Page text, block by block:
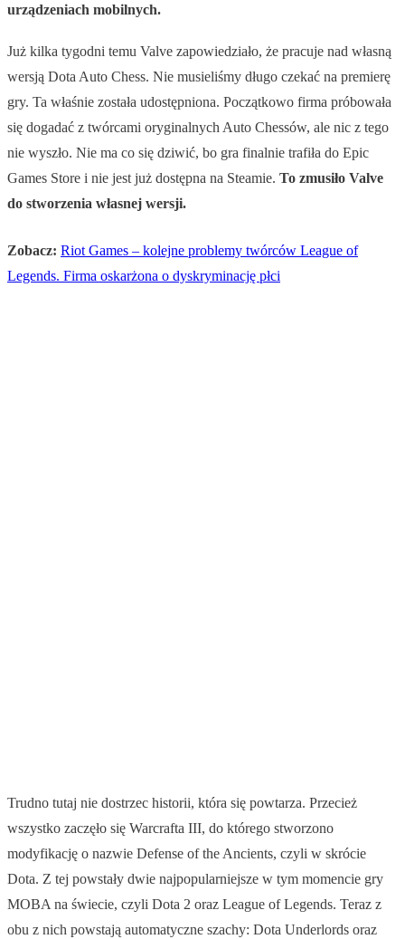
urządzeniach mobilnych.
Już kilka tygodni temu Valve zapowiedziało, że pracuje nad własną
wersją Dota Auto Chess. Nie musieliśmy długo czekać na premierę
gry. Ta właśnie została udostępniona. Początkowo firma próbowała
się dogadać z twórcami oryginalnych Auto Chessów, ale nic z tego
nie wyszło. Nie ma co się dziwić, bo gra finalnie trafiła do Epic
Games Store i nie jest już dostępna na Steamie. To zmusiło Valve
do stworzenia własnej wersji.
Zobacz: Riot Games – kolejne problemy twórców League of
Legends. Firma oskarżona o dyskryminację płci
Trudno tutaj nie dostrzec historii, która się powtarza. Przecież
wszystko zaczęło się Warcrafta III, do którego stworzono
modyfikację o nazwie Defense of the Ancients, czyli w skrócie
Dota. Z tej powstały dwie najpopularniejsze w tym momencie gry
MOBA na świecie, czyli Dota 2 oraz League of Legends. Teraz z
obu z nich powstają automatyczne szachy: Dota Underlords oraz